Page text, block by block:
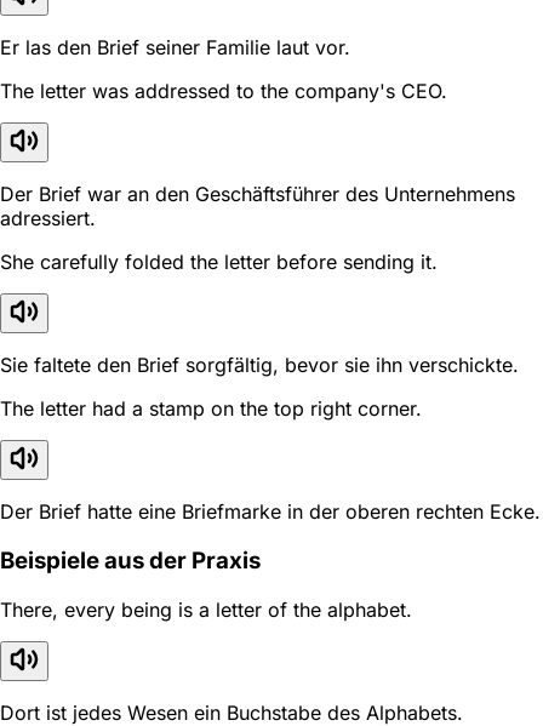
Er las den Brief seiner Familie laut vor.
The letter was addressed to the company's CEO.
Der Brief war an den Geschäftsführer des Unternehmens
adressiert.
She carefully folded the letter before sending it.
Sie faltete den Brief sorgfältig, bevor sie ihn verschickte.
The letter had a stamp on the top right corner.
Der Brief hatte eine Briefmarke in der oberen rechten Ecke.
Beispiele aus der Praxis
There, every being is a letter of the alphabet.
Dort ist jedes Wesen ein Buchstabe des Alphabets.